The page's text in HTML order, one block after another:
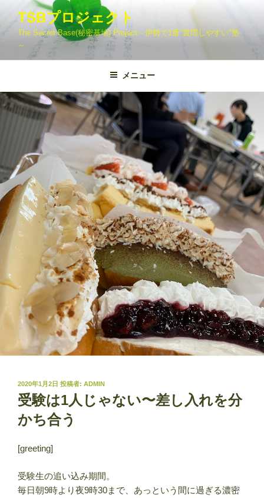
テ
ツ
ス
キ
TSBプロジェクト
The Secret Base(秘密基地) Project～伊勢で1番"質問しやすい"塾
～
メニュー
投
稿
日:
2020年1月2日 投稿者: ADMIN
受験は1人じゃない〜差し入れを分
かち合う
[greeting]
受験生の追い込み期間。
毎日朝9時より夜9時30まで、あっという間に過ぎる濃密